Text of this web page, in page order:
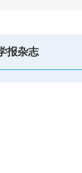
报杂志